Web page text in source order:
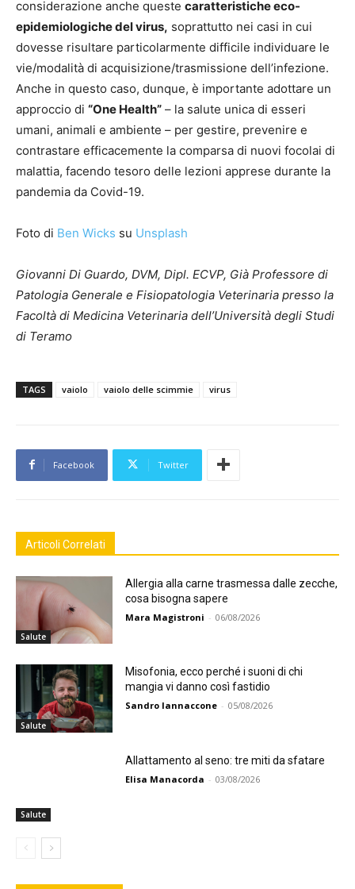
considerazione anche queste caratteristiche eco-
epidemiologiche del virus, soprattutto nei casi in cui
dovesse risultare particolarmente difficile individuare le
vie/modalità di acquisizione/trasmissione dell’infezione.
Anche in questo caso, dunque, è importante adottare un
approccio di “One Health” – la salute unica di esseri
umani, animali e ambiente – per gestire, prevenire e
contrastare efficacemente la comparsa di nuovi focolai di
malattia, facendo tesoro delle lezioni apprese durante la
pandemia da Covid-19.
Foto di Ben Wicks su Unsplash
Giovanni Di Guardo, DVM, Dipl. ECVP, Già Professore di
Patologia Generale e Fisiopatologia Veterinaria presso la
Facoltà di Medicina Veterinaria dell’Università degli Studi
di Teramo
TAGS vaiolo vaiolo delle scimmie virus
Facebook Twitter
Articoli Correlati
Salute
Allergia alla carne trasmessa dalle zecche,
cosa bisogna sapere
Mara Magistroni - 06/08/2026
Salute
Misofonia, ecco perché i suoni di chi
mangia vi danno così fastidio
Sandro Iannaccone - 05/08/2026
Salute
Allattamento al seno: tre miti da sfatare
Elisa Manacorda - 03/08/2026